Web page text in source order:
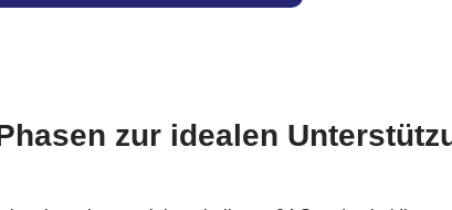
zur idealen